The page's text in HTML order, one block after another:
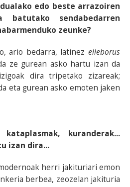
edo beste arrazoiren
batutako sendabedarren
zeunke?
ario bedarra, latinez elleborus
ze gurean asko hartu izan da
dira tripetako zizareak;
eta gurean asko emoten jaken
kuranderak...
izan dira...
herri jakituriari emon
berbea, zeozelan jakituria